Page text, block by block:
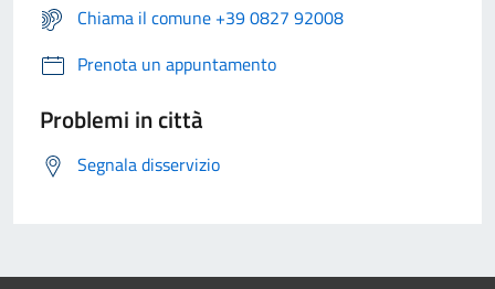
Chiama il comune +39 0827 92008
Prenota un appuntamento
Problemi in città
Segnala disservizio